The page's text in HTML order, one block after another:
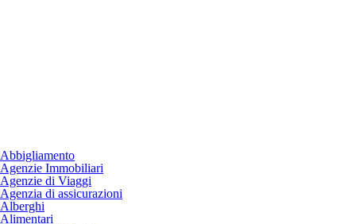
Abbigliamento
Agenzie Immobiliari
Agenzie di Viaggi
Agenzia di assicurazioni
Alberghi
Alimentari